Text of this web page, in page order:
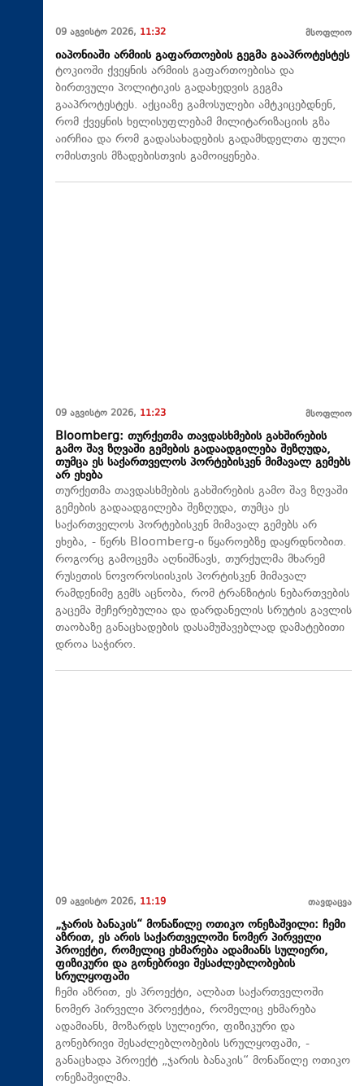
09 აგვისტო 2026, 11:32 მსოფლიო
იაპონიაში არმიის გაფართოების გეგმა გააპროტესტეს
ტოკიოში ქვეყნის არმიის გაფართოებისა და
ბირთვული პოლიტიკის გადახედვის გეგმა
გააპროტესტეს. აქციაზე გამოსულები ამტკიცებდნენ,
რომ ქვეყნის ხელისუფლებამ მილიტარიზაციის გზა
აირჩია და რომ გადასახადების გადამხდელთა ფული
ომისთვის მზადებისთვის გამოიყენება.
09 აგვისტო 2026, 11:23 მსოფლიო
Bloomberg: თურქეთმა თავდასხმების გახშირების
გამო შავ ზღვაში გემების გადაადგილება შეზღუდა,
თუმცა ეს საქართველოს პორტებისკენ მიმავალ გემებს
არ ეხება
თურქეთმა თავდასხმების გახშირების გამო შავ ზღვაში
გემების გადაადგილება შეზღუდა, თუმცა ეს
საქართველოს პორტებისკენ მიმავალ გემებს არ
ეხება, - წერს Bloomberg-ი წყაროებზე დაყრდნობით.
როგორც გამოცემა აღნიშნავს, თურქულმა მხარემ
რუსეთის ნოვოროსიისკის პორტისკენ მიმავალ
რამდენიმე გემს აცნობა, რომ ტრანზიტის ნებართვების
გაცემა შეჩერებულია და დარდანელის სრუტის გავლის
თაობაზე განაცხადების დასამუშავებლად დამატებითი
დროა საჭირო.
09 აგვისტო 2026, 11:19 თავდაცვა
„ჯარის ბანაკის“ მონაწილე ოთიკო ონეზაშვილი: ჩემი
აზრით, ეს არის საქართველოში ნომერ პირველი
პროექტი, რომელიც ეხმარება ადამიანს სულიერი,
ფიზიკური და გონებრივი შესაძლებლობების
სრულყოფაში
ჩემი აზრით, ეს პროექტი, ალბათ საქართველოში
ნომერ პირველი პროექტია, რომელიც ეხმარება
ადამიანს, მოზარდს სულიერი, ფიზიკური და
გონებრივი შესაძლებლობების სრულყოფაში, -
განაცხადა პროექტ „ჯარის ბანაკის“ მონაწილე ოთიკო
ონეზაშვილმა.